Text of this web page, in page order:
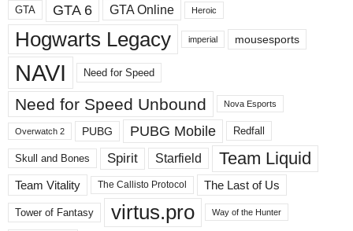
GTA GTA 6 GTA Online Heroic
Hogwarts Legacy imperial mousesports
NAVI Need for Speed
Need for Speed ​​Unbound Nova Esports
Overwatch 2 PUBG PUBG Mobile Redfall
Skull and Bones Spirit Starfield Team Liquid
Team Vitality The Callisto Protocol The Last of Us
Tower of Fantasy virtus.pro Way of the Hunter